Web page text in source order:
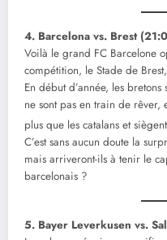
4. Barcelona vs. Brest
Voilà le grand FC Barcelone
compétition, le Stade de
En début d’année, les bretons
ne sont pas en train de
plus que les catalans et
C’est sans aucun doute la
mais arriveront-ils à tenir le
barcelonais ?
5. Bayer Leverkusen vs.